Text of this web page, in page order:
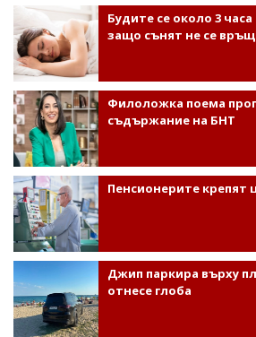
Будите се около 3
защо сънят не се
Филоложка поема
съдържание на БНТ
Пенсионерите крепят
Джип паркира върху
отнесе глоба